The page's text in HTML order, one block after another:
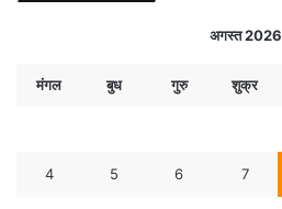
अगस्त 2026
मंगल बुध गुरु शुक्र
4 5 6 7